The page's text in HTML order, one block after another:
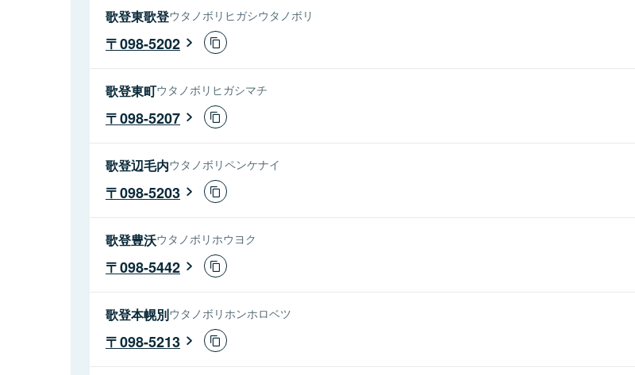
歌登東歌登ウタノボリヒガシウタノボリ
098-5202
歌登東町ウタノボリヒガシマチ
098-5207
歌登辺毛内ウタノボリペンケナイ
098-5203
歌登豊沃ウタノボリホウヨク
098-5442
歌登本幌別ウタノボリホンホロベツ
098-5213